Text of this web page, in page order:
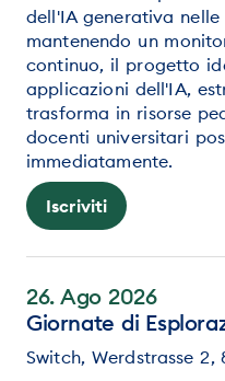
dell'IA generativa
mantenendo un
continuo, il progetto
applicazioni dell'IA,
trasforma in risorse
docenti universitari
immediatamente.
Iscriviti
26. Ago 2026
Giornate di
Switch, Werdstrasse 2,